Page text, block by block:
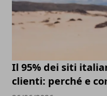
Il 95% dei siti
clienti: perché e